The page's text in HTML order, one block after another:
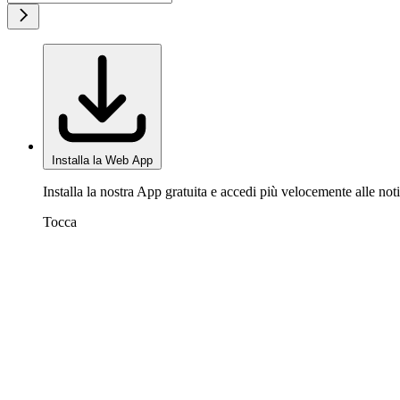
Installa la Web App
Installa la nostra App gratuita e accedi più velocemente alle
Tocca